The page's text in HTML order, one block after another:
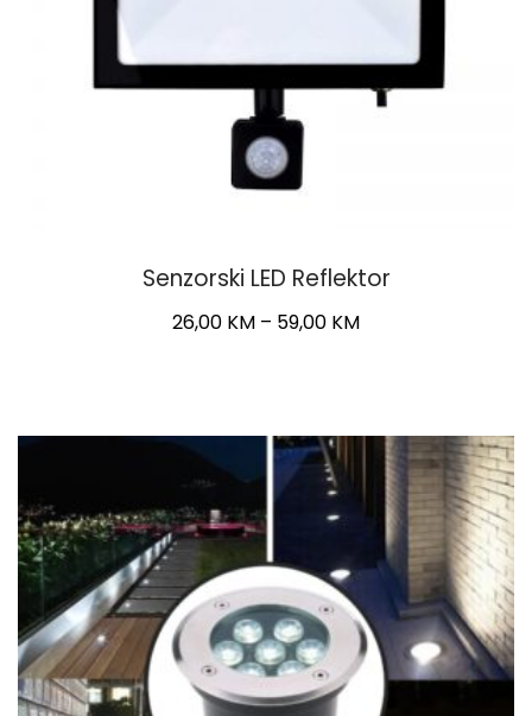
Senzorski LED Reflektor
26,00 KM – 59,00 KMPrice
59,00 KM
multiple
variants.
The
options
may
be
chosen
on
the
product